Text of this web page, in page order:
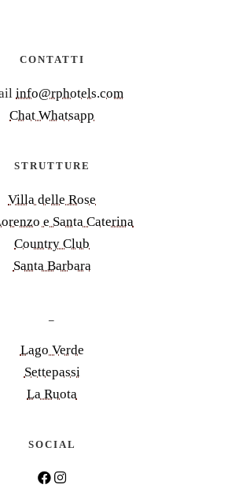
CONTATTI
info@rphotels.com
Chat Whatsapp
STRUTTURE
Villa delle Rose
e Santa Caterina
Country Club
Santa Barbara
Lago Verde
Settepassi
La Ruota
SOCIAL